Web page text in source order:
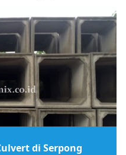
di Serpong